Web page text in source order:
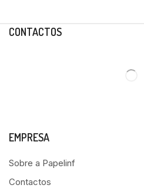
CONTACTOS
EMPRESA
Sobre a Papelinf
Contactos